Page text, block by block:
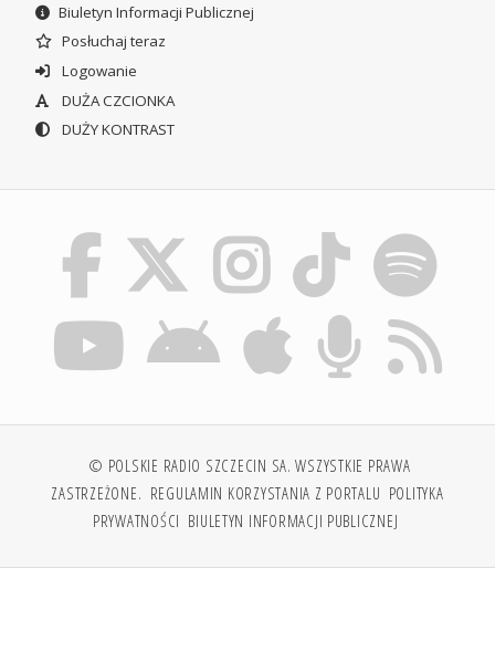
Biuletyn Informacji Publicznej
Posłuchaj teraz
Logowanie
DUŻA CZCIONKA
DUŻY KONTRAST
© POLSKIE RADIO SZCZECIN SA. WSZYSTKIE PRAWA
ZASTRZEŻONE. REGULAMIN KORZYSTANIA Z PORTALU POLITYKA
PRYWATNOŚCI BIULETYN INFORMACJI PUBLICZNEJ